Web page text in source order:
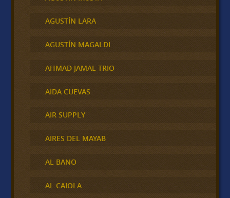
AGUSTÍN LARA
AGUSTÍN MAGALDI
AHMAD JAMAL TRIO
AIDA CUEVAS
AIR SUPPLY
AIRES DEL MAYAB
AL BANO
AL CAIOLA